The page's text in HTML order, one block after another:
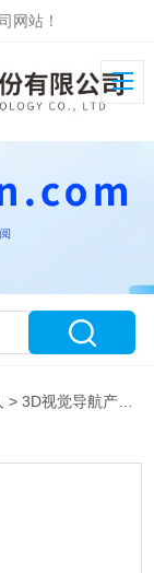
网站！
>3D视觉导航产品